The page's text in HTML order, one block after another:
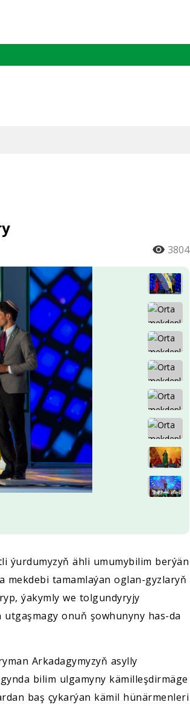
3804
ýurdumyzyň ähli umumybilim berýän
mekdebi tamamlaýan oglan-gyzlaryň
ýakymly we tolgundyryjy
onuň şowhunyny has-da
Arkadagymyzyň asylly
bilim ulgamyny kämilleşdirmäge
baş çykarýan kämil hünärmenleri